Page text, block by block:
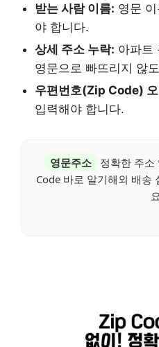
받는 사람 이름: 영문
야 합니다.
상세 주소 누락: 아파트
영문으로 빠뜨리지 않
우편번호(Zip Code)
입력해야 합니다.
영문주소
정확한 주소
Code 바로 알기해외 배송
요